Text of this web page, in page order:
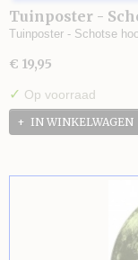
Tuinposter -
Tuinposter - Schotse
€ 19,95
✓ Op voorraad
IN WINKELWAGEN